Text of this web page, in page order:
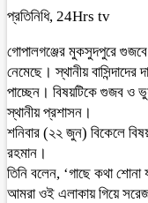
প্রতিনিধি, 24Hrs tv
গোপালগঞ্জের মুকসুদপুরে গুজবে
নেমেছে। স্থানীয়
পাচ্ছেন। বিষয়টিকে গুজব ও
স্থানীয় প্রশাসন।
শনিবার (২২ জুন) বিকেলে
রহমান।
তিনি বলেন, ‘গাছে কথা
আমরা ওই এলাকায় গিয়ে